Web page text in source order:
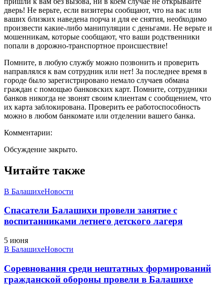
дверь! Не верьте, если визитеры сообщают, что на вас или
ваших близких наведена порча и для ее снятия, необходимо
произвести какие-либо манипуляции с деньгами. Не верьте и
мошенникам, которые сообщают, что ваши родственники
попали в дорожно-транспортное происшествие!
Помните, в любую службу можно позвонить и проверить
направлялся к вам сотрудник или нет! За последнее время в
городе было зарегистрировано немало случаев обмана
граждан с помощью банковских карт. Помните, сотрудники
банков никогда не звонят своим клиентам с сообщением, что
их карта заблокирована. Проверить ее работоспособность
можно в любом банкомате или отделении вашего банка.
Комментарии:
Обсуждение закрыто.
Читайте также
В БалашихеНовости
Спасатели Балашихи провели занятие с
воспитанниками летнего детского лагеря
5 июня
В БалашихеНовости
Соревнования среди нештатных формирований
гражданской обороны провели в Балашихе